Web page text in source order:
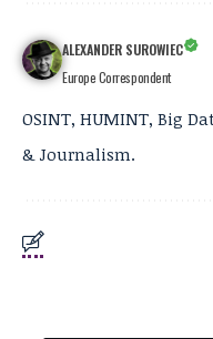
ALEXANDER SUROWIEC
Europe Correspondent
OSINT, HUMINT, Big
& Journalism.